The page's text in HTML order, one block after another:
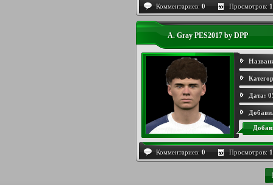
Комментариев: 0 Просмотров:
A. Gray PES2017 by DPP
Дата:
Комментариев: 0 Просмотров: